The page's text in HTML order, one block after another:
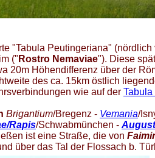
"Tabula Peutingeriana"
(" Rostro Nemaviae"). Diese
20m Höhendifferenz über der
des ca. 15km östlich
wie auf der
Brigantium/Bregenz - Vemania/
Rapis/Schwabmünchen -
ist eine Straße, die von
über das Tal der Flossach b.